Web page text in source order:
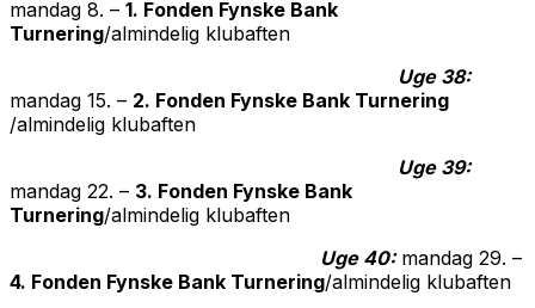
mandag 8. – 1. Fonden Fynske Bank
Turnering/almindelig klubaften
Uge 38:
mandag 15. – 2. Fonden Fynske Bank Turnering
/almindelig klubaften
Uge 39:
mandag 22. – 3. Fonden Fynske Bank
Turnering/almindelig klubaften
Uge 40:mandag 29. –
4. Fonden Fynske Bank Turnering/almindelig klubaften